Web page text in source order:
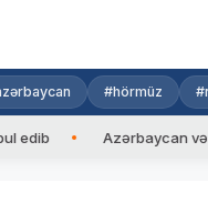
#hörmüz
Azərbaycan və